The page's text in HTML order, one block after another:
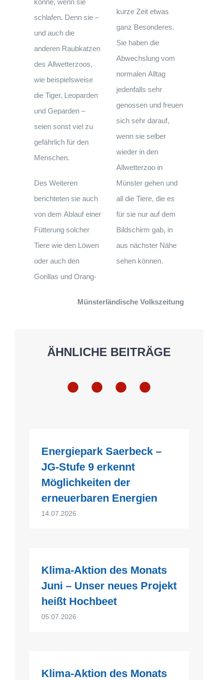
schlafen. Denn sie –
und auch die
anderen Raubkatzen
des Allwetterzoos,
wie beispielsweise
die Tiger, Leoparden
und Geparden –
seien sonst viel zu
gefährlich für den
Menschen.
Des Weiteren
berichteten sie auch
von dem Ablauf einer
Fütterung solcher
Tiere wie den Löwen
oder auch den
Gorillas und Orang-
kurze Zeit etwas
ganz Besonderes.
Sie haben die
Abwechslung vom
normalen Alltag
jedenfalls sehr
genossen und freuen
sich sehr darauf,
wenn sie selber
wieder in den
Allwetterzoo in
Münster gehen und
all die Tiere, die es
für sie nur auf dem
Bildschirm gab, in
aus nächster Nähe
sehen können.
Münsterländische Volkszeitung
ÄHNLICHE BEITRÄGE
Energiepark Saerbeck –
JG-Stufe 9 erkennt
Möglichkeiten der
erneuerbaren Energien
14.07.2026
Klima-Aktion des Monats
Juni – Unser neues Projekt
heißt Hochbeet
05.07.2026
Klima-Aktion des Monats